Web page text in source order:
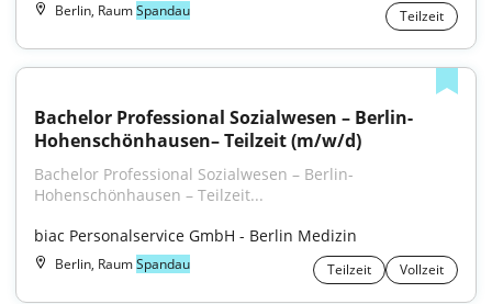
Berlin, RaumSpandau Teilzeit
Bachelor Professional Sozialwesen – Berlin-
Hohenschönhausen– Teilzeit (m/w/d)
Bachelor Professional Sozialwesen – Berlin-
Hohenschönhausen – Teilzeit...
biac Personalservice GmbH - Berlin Medizin
Berlin, RaumSpandau Teilzeit Vollzeit